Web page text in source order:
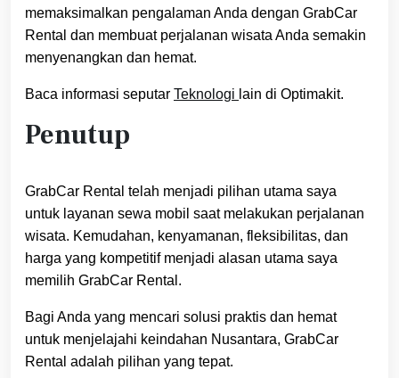
memaksimalkan pengalaman Anda dengan GrabCar
Rental dan membuat perjalanan wisata Anda semakin
menyenangkan dan hemat.
Baca informasi seputar Teknologi lain di Optimakit.
Penutup
GrabCar Rental telah menjadi pilihan utama saya
untuk layanan sewa mobil saat melakukan perjalanan
wisata. Kemudahan, kenyamanan, fleksibilitas, dan
harga yang kompetitif menjadi alasan utama saya
memilih GrabCar Rental.
Bagi Anda yang mencari solusi praktis dan hemat
untuk menjelajahi keindahan Nusantara, GrabCar
Rental adalah pilihan yang tepat.